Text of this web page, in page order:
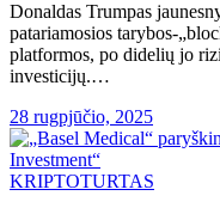
Donaldas Trumpas
patariamosios tarybos-
platformos, po didelių jo
investicijų.…
28 rugpjūčio, 2025
KRIPTOTURTAS